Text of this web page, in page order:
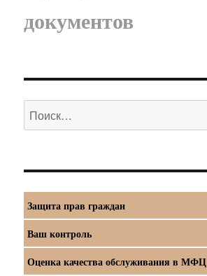
документов
Искать:
Защита прав граждан
Ваш контроль
Оценка качества обслуживания в МФЦ